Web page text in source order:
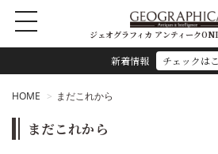
新着情報 チェックは
ジェオグラフィカ アンティーク
HOME まだこれから
まだこれから